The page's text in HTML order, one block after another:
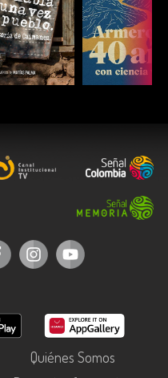
ESCUCHAR
Quiénes Somos